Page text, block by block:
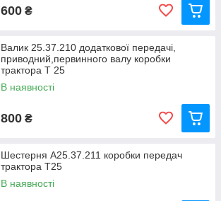
600 ₴
Валик 25.37.210 додаткової передачі,
приводний,первинного валу коробки
трактора Т 25
В наявності
800 ₴
Шестерня А25.37.211 коробки передач
трактора Т25
В наявності